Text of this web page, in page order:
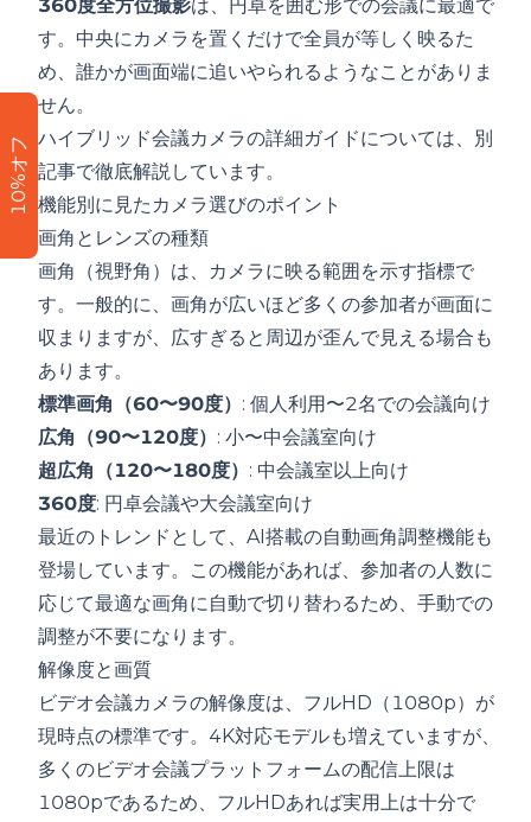
360度全方位撮影は、円卓を囲む形での会議に最適で
す。中央にカメラを置くだけで全員が等しく映るた
め、誰かが画面端に追いやられるようなことがありま
せん。
ハイブリッド会議カメラの詳細ガイドについては、別
記事で徹底解説しています。
機能別に見たカメラ選びのポイント
画角とレンズの種類
画角（視野角）は、カメラに映る範囲を示す指標で
す。一般的に、画角が広いほど多くの参加者が画面に
収まりますが、広すぎると周辺が歪んで見える場合も
あります。
標準画角（60〜90度） : 個人利用〜2名での会議向け
広角（90〜120度） : 小〜中会議室向け
超広角（120〜180度） : 中会議室以上向け
360度: 円卓会議や大会議室向け
最近のトレンドとして、AI搭載の自動画角調整機能も
登場しています。この機能があれば、参加者の人数に
応じて最適な画角に自動で切り替わるため、手動での
調整が不要になります。
解像度と画質
ビデオ会議カメラの解像度は、フルHD（1080p）が
現時点の標準です。4K対応モデルも増えていますが、
多くのビデオ会議プラットフォームの配信上限は
1080pであるため、フルHDあれば実用上は十分で
10%オフ